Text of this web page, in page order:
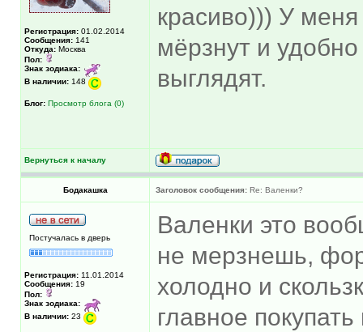
Регистрация: 01.02.2014
Сообщения: 141
Откуда: Москва
Пол:
Знак зодиака:
В наличии: 148
Блог: Просмотр блога (0)
красиво))) У
мёрзнут и
выглядят.
Вернуться к началу
Бодакашка Заголовок сообщения: Re: Валенки?
Постучалась в дверь
Регистрация: 11.01.2014
Сообщения: 19
Пол:
Знак зодиака:
В наличии: 23
Валенки это
не мерзнешь,
холодно и
главное